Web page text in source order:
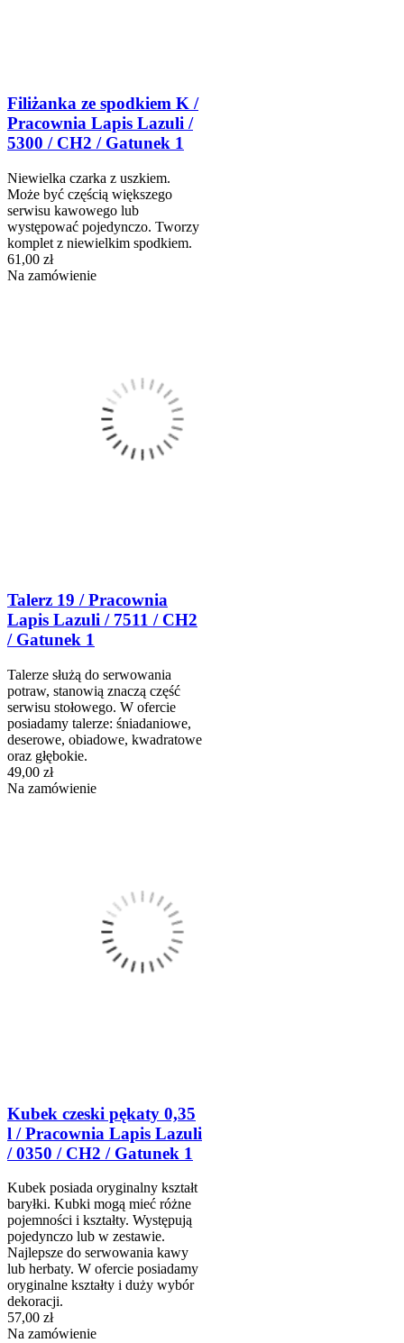
Filiżanka ze spodkiem K /
Pracownia Lapis Lazuli /
5300 / CH2 / Gatunek 1
Niewielka czarka z uszkiem.
Może być częścią większego
serwisu kawowego lub
występować pojedynczo. Tworzy
komplet z niewielkim spodkiem.
61,00 zł
Na zamówienie
Talerz 19 / Pracownia
Lapis Lazuli / 7511 / CH2
/ Gatunek 1
Talerze służą do serwowania
potraw, stanowią znaczą część
serwisu stołowego. W ofercie
posiadamy talerze: śniadaniowe,
deserowe, obiadowe, kwadratowe
oraz głębokie.
49,00 zł
Na zamówienie
Kubek czeski pękaty 0,35
l / Pracownia Lapis Lazuli
/ 0350 / CH2 / Gatunek 1
Kubek posiada oryginalny kształt
baryłki. Kubki mogą mieć różne
pojemności i kształty. Występują
pojedynczo lub w zestawie.
Najlepsze do serwowania kawy
lub herbaty. W ofercie posiadamy
oryginalne kształty i duży wybór
dekoracji.
57,00 zł
Na zamówienie